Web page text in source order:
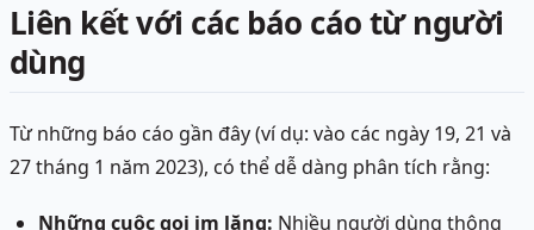
Liên kết với các báo cáo từ người
dùng
Từ những báo cáo gần đây (ví dụ: vào các ngày 19, 21 và
27 tháng 1 năm 2023), có thể dễ dàng phân tích rằng:
Những cuộc gọi im lặng: Nhiều người dùng thông